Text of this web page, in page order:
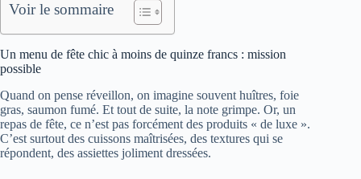
Voir le sommaire
Un menu de fête chic à moins de quinze francs : mission
possible
Quand on pense réveillon, on imagine souvent huîtres, foie
gras, saumon fumé. Et tout de suite, la note grimpe. Or, un
repas de fête, ce n’est pas forcément des produits « de luxe ».
C’est surtout des cuissons maîtrisées, des textures qui se
répondent, des assiettes joliment dressées.